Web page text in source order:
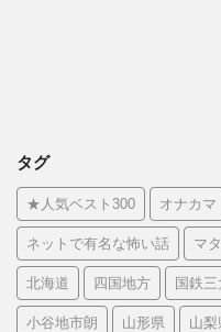
タグ
★人気ベスト300 オナカマ
ネットで有名な怖い話 マ
北海道 四国地方 国鉄
小谷地市朗 山形県 山梨